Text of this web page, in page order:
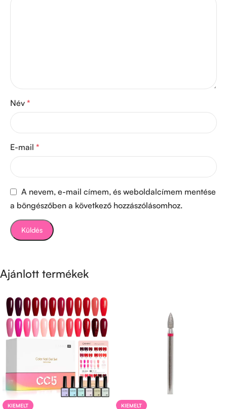
Név *
E-mail *
A nevem, e-mail címem, és weboldalcímem mentése
a böngészőben a következő hozzászólásomhoz.
Ajánlott termékek
KIEMELT KIEMELT